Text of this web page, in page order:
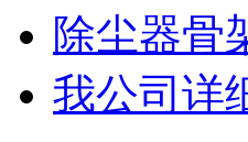
除尘器骨
我公司详